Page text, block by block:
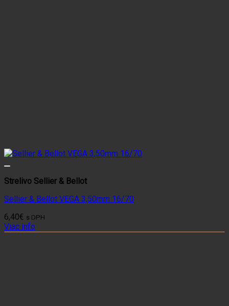
Strelivo Sellier & Bellot
Sellier & Bellot VEGA 3,50mm 16/70
6,40€ s DPH
Viac info